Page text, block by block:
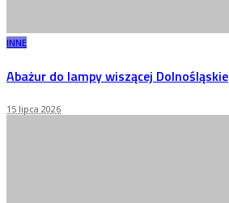
INNE
Abażur do lampy wiszącej Dolnośląskie
15 lipca 2026